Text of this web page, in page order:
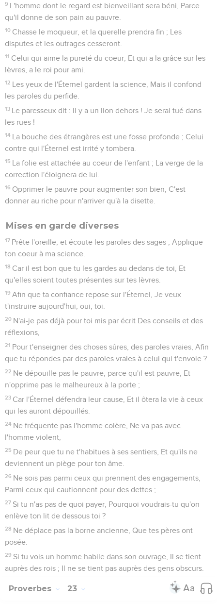
9 L'homme dont le regard est bienveillant sera béni, Parce
qu'il donne de son pain au pauvre.
10 Chasse le moqueur, et la querelle prendra fin ; Les
disputes et les outrages cesseront.
11 Celui qui aime la pureté du coeur, Et qui a la grâce sur les
lèvres, a le roi pour ami.
12 Les yeux de l'Éternel gardent la science, Mais il confond
les paroles du perfide.
13 Le paresseux dit : Il y a un lion dehors ! Je serai tué dans
les rues !
14 La bouche des étrangères est une fosse profonde ; Celui
contre qui l'Éternel est irrité y tombera.
15 La folie est attachée au coeur de l'enfant ; La verge de la
correction l'éloignera de lui.
16 Opprimer le pauvre pour augmenter son bien, C'est
donner au riche pour n'arriver qu'à la disette.
Mises en garde diverses
17 Prête l'oreille, et écoute les paroles des sages ; Applique
ton coeur à ma science.
18 Car il est bon que tu les gardes au dedans de toi, Et
qu'elles soient toutes présentes sur tes lèvres.
19 Afin que ta confiance repose sur l'Éternel, Je veux
t'instruire aujourd'hui, oui, toi.
20 N'ai-je pas déjà pour toi mis par écrit Des conseils et des
réflexions,
21 Pour t'enseigner des choses sûres, des paroles vraies, Afin
que tu répondes par des paroles vraies à celui qui t'envoie ?
22 Ne dépouille pas le pauvre, parce qu'il est pauvre, Et
n'opprime pas le malheureux à la porte ;
23 Car l'Éternel défendra leur cause, Et il ôtera la vie à ceux
qui les auront dépouillés.
24 Ne fréquente pas l'homme colère, Ne va pas avec
l'homme violent,
25 De peur que tu ne t'habitues à ses sentiers, Et qu'ils ne
deviennent un piège pour ton âme.
26 Ne sois pas parmi ceux qui prennent des engagements,
Parmi ceux qui cautionnent pour des dettes ;
27 Si tu n'as pas de quoi payer, Pourquoi voudrais-tu qu'on
enlève ton lit de dessous toi ?
28 Ne déplace pas la borne ancienne, Que tes pères ont
posée.
29 Si tu vois un homme habile dans son ouvrage, Il se tient
auprès des rois ; Il ne se tient pas auprès des gens obscurs.
Proverbes 23